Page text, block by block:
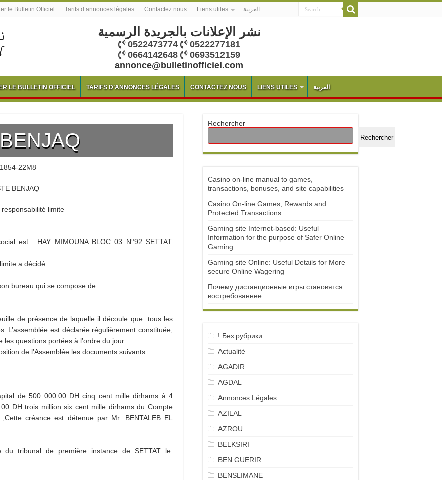
le Bulletin Officiel Tarifs d’annonces légales Contactez nous Liens utiles العربية
نشر الإعلانات بالجريدة الرسمية
0522473774
0522277181
0664142648
0693512159
annonce@bulletinofficiel.com
LE BULLETIN OFFICIEL TARIFS D’ANNONCES LÉGALES CONTACTEZ NOUS LIENS UTILES العربية
1854-22M8
BENJAQ
limite
est : HAY MIMOUNA BLOC 03 N°92 SETTAT.
a décidé :
bureau qui se compose de :
de présence de laquelle il découle que tous les
est déclarée régulièrement constituée,
questions portées à l’ordre du jour.
de l’Assemblée les documents suivants :
de 500 000.00 DH cinq cent mille dirhams à 4
DH trois million six cent mille dirhams du Compte
créance est détenue par Mr. BENTALEB EL
tribunal de première instance de SETTAT le
Rechercher
Rechercher
Casino on-line manual to games,
transactions, bonuses, and site capabilities
Casino On-line Games, Rewards and
Protected Transactions
Gaming site Internet-based: Useful
Information for the purpose of Safer Online
Gaming
Gaming site Online: Useful Details for More
secure Online Wagering
Почему дистанционные игры становятся
востребованнее
! Без рубрики
Actualité
AGADIR
AGDAL
Annonces Légales
AZILAL
AZROU
BELKSIRI
BEN GUERIR
BENSLIMANE